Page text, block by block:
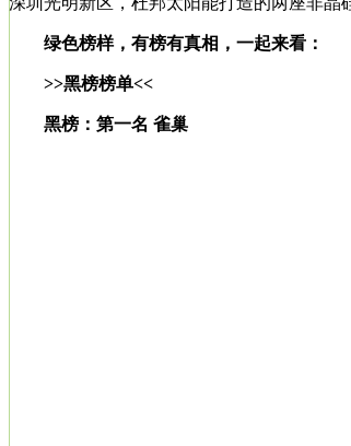
绿色榜样，有榜有真相，一起来看：
>>黑榜榜单<<
黑榜：第一名 雀巢